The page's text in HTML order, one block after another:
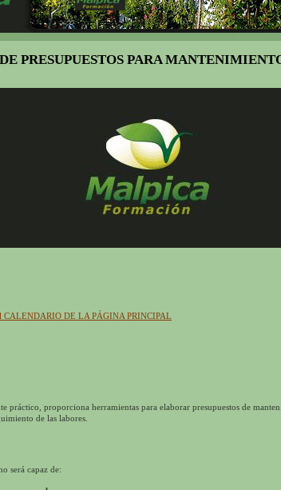
PRESUPUESTOS PARA
CALENDARIO DE LA PÁGINA PRINCIPAL
práctico, proporciona herramientas para elaborar presupuestos de
de las labores.
será capaz de: